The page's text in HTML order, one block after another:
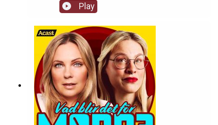
till sommarfrågeavsnitt! Håll till godis!De vanliga
avsnitten fortsätter som vanligt i premiumfeeden
hela sommaren.Detta avsnitt finns som video på
supercast.com. tw: navelskåderi
Play